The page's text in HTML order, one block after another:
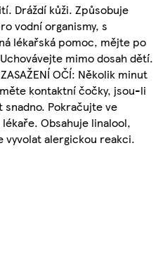
Dráždí kůži. Způsobuje
vodní organismy, s
lékařská pomoc, mějte po
mimo dosah dětí.
OČÍ: Několik minut
kontaktní čočky, jsou-li
snadno. Pokračujte ve
Obsahuje linalool,
vyvolat alergickou reakci.